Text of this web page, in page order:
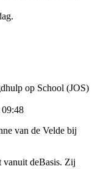
op School (JOS)
van de Velde bij
vanuit deBasis. Zij